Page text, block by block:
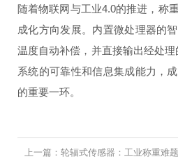
随着物联网与工业4.0的推进，称
成化方向发展。内置微处理器的
温度自动补偿，并直接输出经处
系统的可靠性和信息集成能力，
的重要一环。
上一篇：​轮辐式传感器：工业称重难